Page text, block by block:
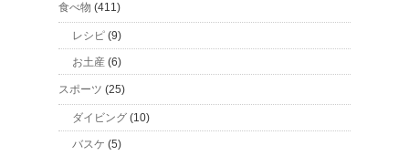
食べ物 (411)
レシピ (9)
お土産 (6)
スポーツ (25)
ダイビング (10)
バスケ (5)